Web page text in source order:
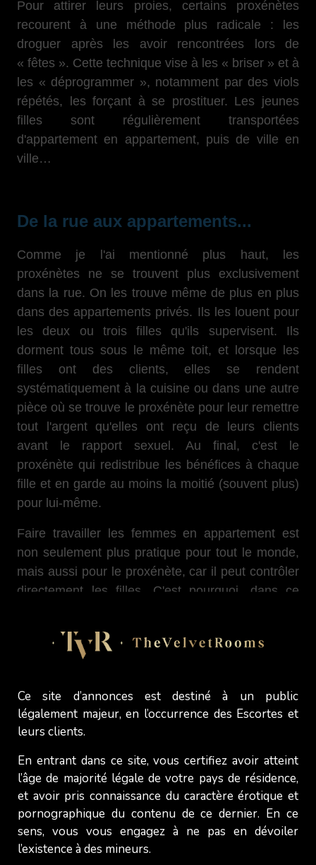
Pour attirer leurs proies, certains proxénètes
recourent à une méthode plus radicale : les
droguer après les avoir rencontrées lors de
« fêtes ». Cette technique vise à les « briser » et à
les « déprogrammer », notamment par des viols
répétés, les forçant à se prostituer. Les jeunes
filles sont régulièrement transportées
d'appartement en appartement, puis de ville en
ville…
De la rue aux appartements...
Comme je l'ai mentionné plus haut, les
proxénètes ne se trouvent plus exclusivement
dans la rue. On les trouve même de plus en plus
dans des appartements privés. Ils les louent pour
les deux ou trois filles qu'ils supervisent. Ils
dorment tous sous le même toit, et lorsque les
filles ont des clients, elles se rendent
systématiquement à la cuisine ou dans une autre
pièce où se trouve le proxénète pour leur remettre
tout l'argent qu'elles ont reçu de leurs clients
avant le rapport sexuel. Au final, c'est le
proxénète qui redistribue les bénéfices à chaque
fille et en garde au moins la moitié (souvent plus)
pour lui-même.
Faire travailler les femmes en appartement est
non seulement plus pratique pour tout le monde,
mais aussi pour le proxénète, car il peut contrôler
directement les filles. C'est pourquoi, dans ce
« amies » (qui sont censées louer chacune une
chambre) sont partagés pour des raisons
parfois dans le hall de l'immeuble, en train de
fumer dehors… En tout cas, il n'est jamais bien
Certaines cherchent un proxénète
Aussi surprenant que cela puisse paraître,
Ce site d’annonces est destiné à un public
légalement majeur, en l’occurrence des Escortes et
leurs clients.
En entrant dans ce site, vous certifiez avoir atteint
l’âge de majorité légale de votre pays de résidence,
et avoir pris connaissance du caractère érotique et
pornographique du contenu de ce dernier. En ce
sens, vous vous engagez à ne pas en dévoiler
l’existence à des mineurs.